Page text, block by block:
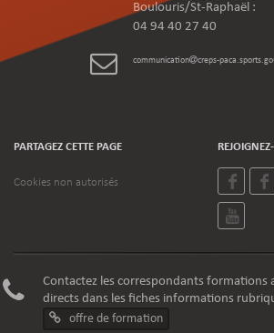
Boulouris/St-Raphaël :
04 94 40 27 40
communication creps-
PARTAGEZ CETTE PAGE
Cookies non autorisés
Contactez les correspondants formations
directs dans les fiches informations
offre de formation